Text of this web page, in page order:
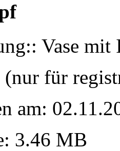
Vase
für
am:
3.46 MB